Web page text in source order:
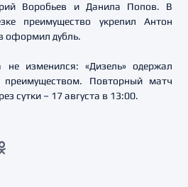
Воробьев и Данила Попов. В
преимущество укрепил Антон
оформил дубль.
изменился: «Дизель» одержал
преимуществом. Повторный матч
сутки – 17 августа в 13:00.